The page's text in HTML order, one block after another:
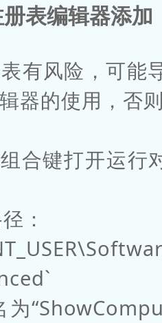
表编辑器添加
有风险，可能
器的使用，否
合键打开运行
：
为